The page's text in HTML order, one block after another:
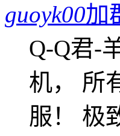
guoyk00加
Q-Q君-
机， 所
服！ 极